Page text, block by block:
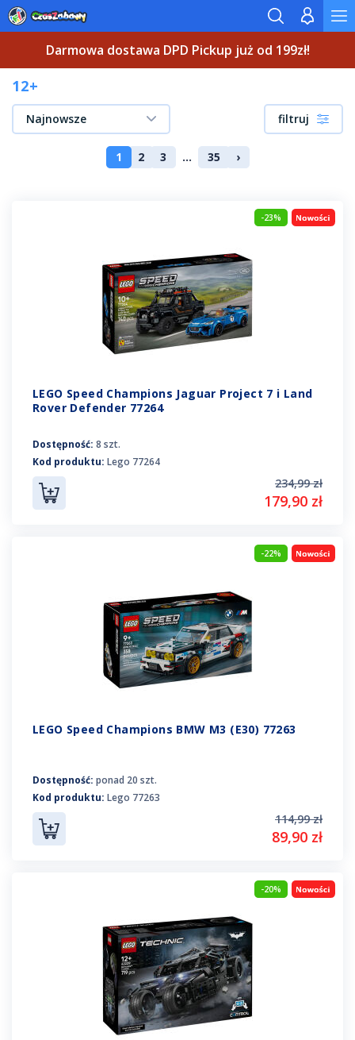
Darmowa dostawa DPD Pickup już od 199zł!
12+
Najnowsze filtruj
1 2 3 ... 35 ›
-23%
LEGO Speed Champions Jaguar Project 7 i Land
Rover Defender 77264
Dostępność: 8 szt.
Kod produktu: Lego 77264
234,99 zł
179,90 zł
-22%
LEGO Speed Champions BMW M3 (E30) 77263
Dostępność: ponad 20 szt.
Kod produktu: Lego 77263
114,99 zł
89,90 zł
-20%